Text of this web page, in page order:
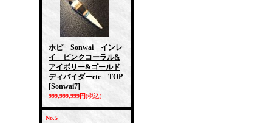
ホピ Sonwai インレ
イ ピンクコーラル&
アイボリー&ゴールド
ディバイダーetc TOP
[Sonwai7]
999,999,999円(税込)
No.5